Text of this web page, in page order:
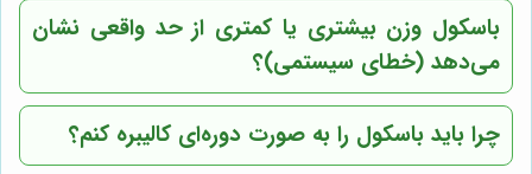
باسکول وزن بیشتری یا کمتری از حد واقعی نشان
می‌دهد (خطای سیستمی)؟
چرا باید باسکول را به صورت دوره‌ای کالیبره کنم؟